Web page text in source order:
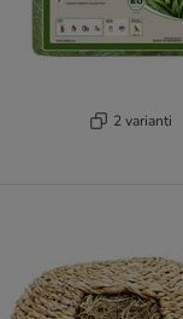
2 varianti